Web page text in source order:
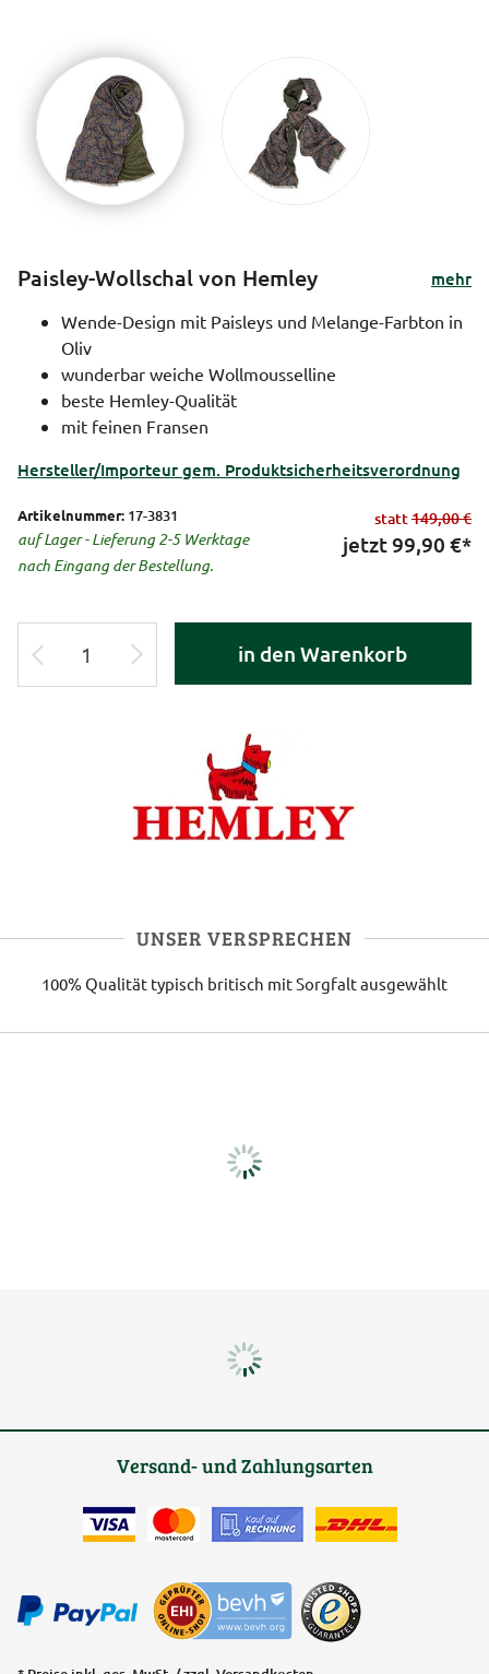
Paisley-Wollschal von Hemley
mehr
Wende-Design mit Paisleys und Melange-Farbton in
Oliv
wunderbar weiche Wollmousselline
beste Hemley-Qualität
mit feinen Fransen
Hersteller/Importeur gem. Produktsicherheitsverordnung
Artikelnummer: 17-3831
auf Lager - Lieferung 2-5 Werktage
nach Eingang der Bestellung.
statt149,00 €
jetzt99,90 €*
in den Warenkorb
UNSER VERSPRECHEN
100% Qualität typisch britisch mit Sorgfalt ausgewählt
Versand- und Zahlungsarten